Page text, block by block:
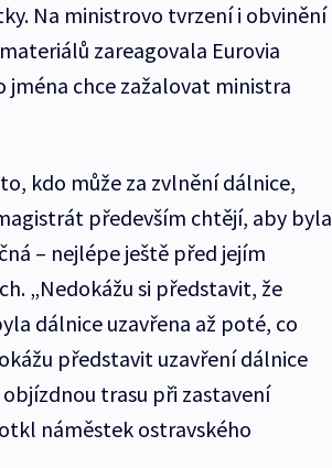
Na ministrovo tvrzení i obvinění
zareagovala Eurovia
chce zažalovat ministra
kdo může za zvlnění dálnice,
především chtějí, aby byla
– nejlépe ještě před jejím
„Nedokážu si představit, že
dálnice uzavřena až poté, co
představit uzavření dálnice
trasu při zastavení
náměstek ostravského